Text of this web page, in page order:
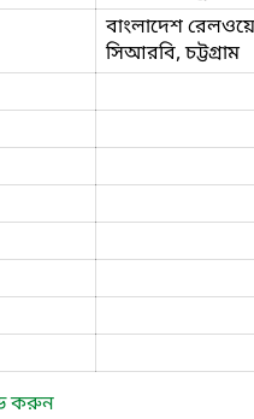
বাংলাদেশ
সিআরবি, চট্টগ্রাম
করুন